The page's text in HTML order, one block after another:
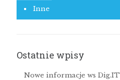
Inne
Ostatnie wpisy
Nowe informacje ws Dig.IT